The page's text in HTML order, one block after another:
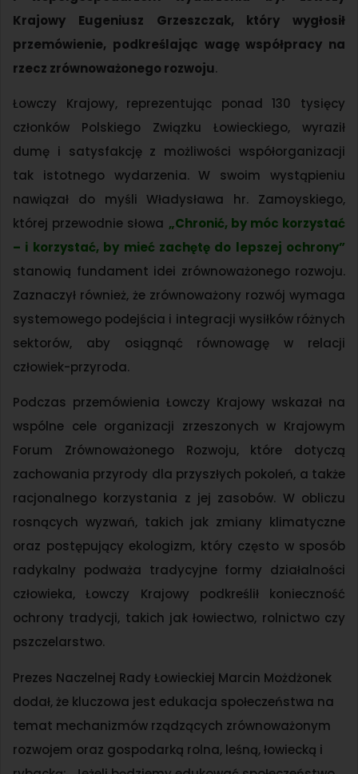
Krajowy Eugeniusz Grzeszczak, który wygłosił
przemówienie, podkreślając wagę współpracy na
rzecz zrównoważonego rozwoju.
Łowczy Krajowy, reprezentując ponad 130 tysięcy
członków Polskiego Związku Łowieckiego, wyraził
dumę i satysfakcję z możliwości współorganizacji
tak istotnego wydarzenia. W swoim wystąpieniu
nawiązał do myśli Władysława hr. Zamoyskiego,
której przewodnie słowa „Chronić, by móc korzystać
– i korzystać, by mieć zachętę do lepszej ochrony”
stanowią fundament idei zrównoważonego rozwoju.
Zaznaczył również, że zrównoważony rozwój wymaga
systemowego podejścia i integracji wysiłków różnych
sektorów, aby osiągnąć równowagę w relacji
człowiek-przyroda.
Podczas przemówienia Łowczy Krajowy wskazał na
wspólne cele organizacji zrzeszonych w Krajowym
Forum Zrównoważonego Rozwoju, które dotyczą
zachowania przyrody dla przyszłych pokoleń, a także
racjonalnego korzystania z jej zasobów. W obliczu
rosnących wyzwań, takich jak zmiany klimatyczne
oraz postępujący ekologizm, który często w sposób
radykalny podważa tradycyjne formy działalności
człowieka, Łowczy Krajowy podkreślił konieczność
ochrony tradycji, takich jak łowiectwo, rolnictwo czy
pszczelarstwo.
Prezes Naczelnej Rady Łowieckiej Marcin Możdżonek
dodał, że kluczowa jest edukacja społeczeństwa na
temat mechanizmów rządzących zrównoważonym
rozwojem oraz gospodarką rolna, leśną, łowiecką i